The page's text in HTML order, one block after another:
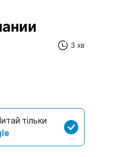
3 хв
тільки